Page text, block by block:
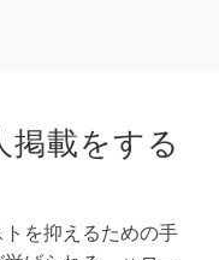
載をする
を抑えるための手